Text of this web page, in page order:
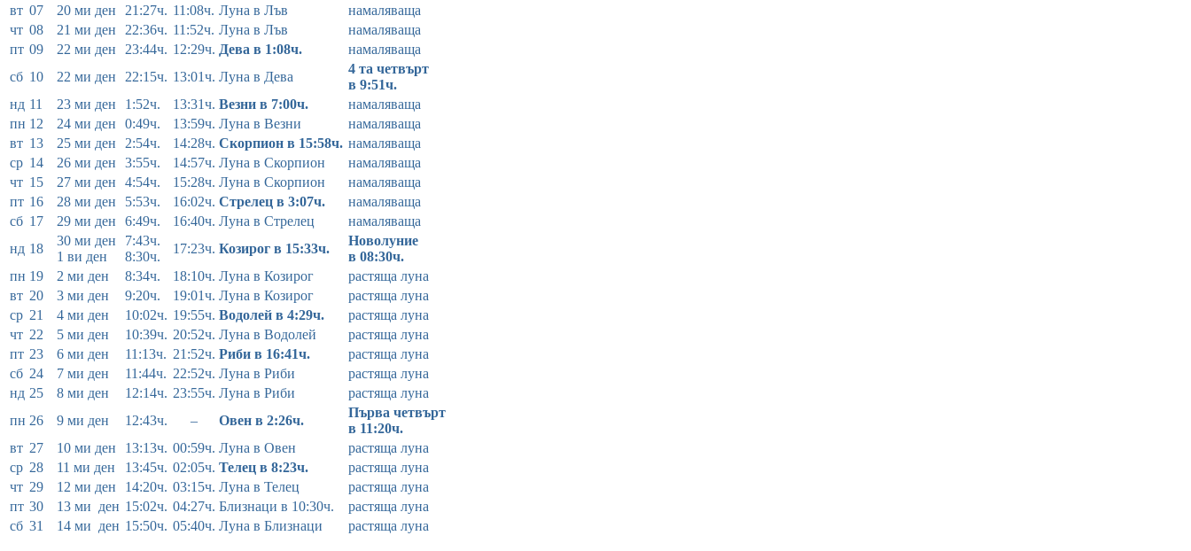
вт 07 20 ми ден 21:27ч. 11:08ч. Луна в Лъв
намаляваща
чт 08 21 ми ден 22:36ч. 11:52ч. Луна в Лъв
намаляваща
пт 09 22 ми ден 23:44ч. 12:29ч. Дева в 1:08ч.
намаляваща
сб 10 22 ми ден 22:15ч. 13:01ч. Луна в Дева
4 та четвърт
в 9:51ч.
нд 11 23 ми ден 1:52ч. 13:31ч. Везни в 7:00ч.
намаляваща
пн 12 24 ми ден 0:49ч. 13:59ч. Луна в Везни
намаляваща
вт 13 25 ми ден 2:54ч. 14:28ч. Скорпион в 15:58ч. намаляваща
ср 14 26 ми ден 3:55ч. 14:57ч. Луна в Скорпион
намаляваща
чт 15 27 ми ден 4:54ч. 15:28ч. Луна в Скорпион
намаляваща
пт 16 28 ми ден 5:53ч. 16:02ч. Стрелец в 3:07ч.
намаляваща
сб 17 29 ми ден 6:49ч. 16:40ч. Луна в Стрелец
намаляваща
нд 18
30 ми ден
1 ви ден
7:43ч.
8:30ч.
17:23ч. Козирог в 15:33ч.
Новолуние
в 08:30ч.
пн 19 2 ми ден 8:34ч. 18:10ч. Луна в Козирог
растяща луна
вт 20 3 ми ден 9:20ч. 19:01ч. Луна в Козирог
растяща луна
ср 21 4 ми ден 10:02ч. 19:55ч. Водолей в 4:29ч.
растяща луна
чт 22 5 ми ден 10:39ч. 20:52ч. Луна в Водолей
растяща луна
пт 23 6 ми ден 11:13ч. 21:52ч. Риби в 16:41ч.
растяща луна
сб 24 7 ми ден 11:44ч. 22:52ч. Луна в Риби
растяща луна
нд 25 8 ми ден 12:14ч. 23:55ч. Луна в Риби
растяща луна
пн 26 9 ми ден 12:43ч. – Овен в 2:26ч.
Първа четвърт
в 11:20ч.
вт 27 10 ми ден 13:13ч. 00:59ч. Луна в Овен
растяща луна
ср 28 11 ми ден 13:45ч. 02:05ч. Телец в 8:23ч.
растяща луна
чт 29 12 ми ден 14:20ч. 03:15ч. Луна в Телец
растяща луна
пт 30 13 ми ден 15:02ч. 04:27ч. Близнаци в 10:30ч.
растяща луна
сб 31 14 ми ден 15:50ч. 05:40ч. Луна в Близнаци растяща луна